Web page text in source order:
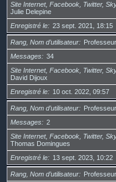
Site Internet, Facebook, Twitter,
Julie Delepine
Enregistré le
23 sept. 2021, 18:15
Rang, Nom d’utilisateur Professeur
Messages
34
Site Internet, Facebook, Twitter,
David Dijoux
Enregistré le
10 oct. 2022, 09:57
Rang, Nom d’utilisateur Professeur
Messages
2
Site Internet, Facebook, Twitter,
Thomas Domingues
Enregistré le
13 sept. 2023, 10:22
Rang, Nom d’utilisateur Professeur